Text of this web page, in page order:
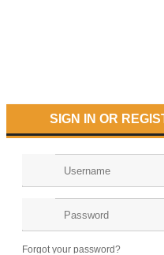
SIGN IN OR
Forgot your password?